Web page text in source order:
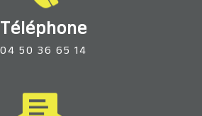
Téléphone
04 50 36 65 14